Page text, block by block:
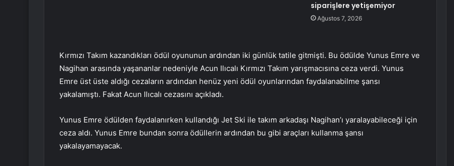
siparişlere yetişemiyor
Ağustos 7, 2026
Kırmızı Takım kazandıkları ödül oyununun ardından iki günlük tatile gitmişti. Bu ödülde Yunus Emre ve
Nagihan arasında yaşananlar nedeniyle Acun Ilıcalı Kırmızı Takım yarışmacısına ceza verdi. Yunus
Emre üst üste aldığı cezaların ardından henüz yeni ödül oyunlarından faydalanabilme şansı
yakalamıştı. Fakat Acun Ilıcalı cezasını açıkladı.
Yunus Emre ödülden faydalanırken kullandığı Jet Ski ile takım arkadaşı Nagihan’ı yaralayabileceği için
ceza aldı. Yunus Emre bundan sonra ödüllerin ardından bu gibi araçları kullanma şansı
yakalayamayacak.